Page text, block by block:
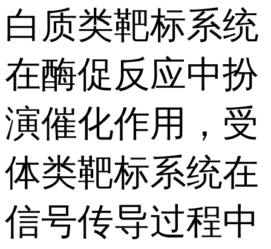
白质类靶标系统
在酶促反应中扮
演催化作用，受
体类靶标系统在
信号传导过程中